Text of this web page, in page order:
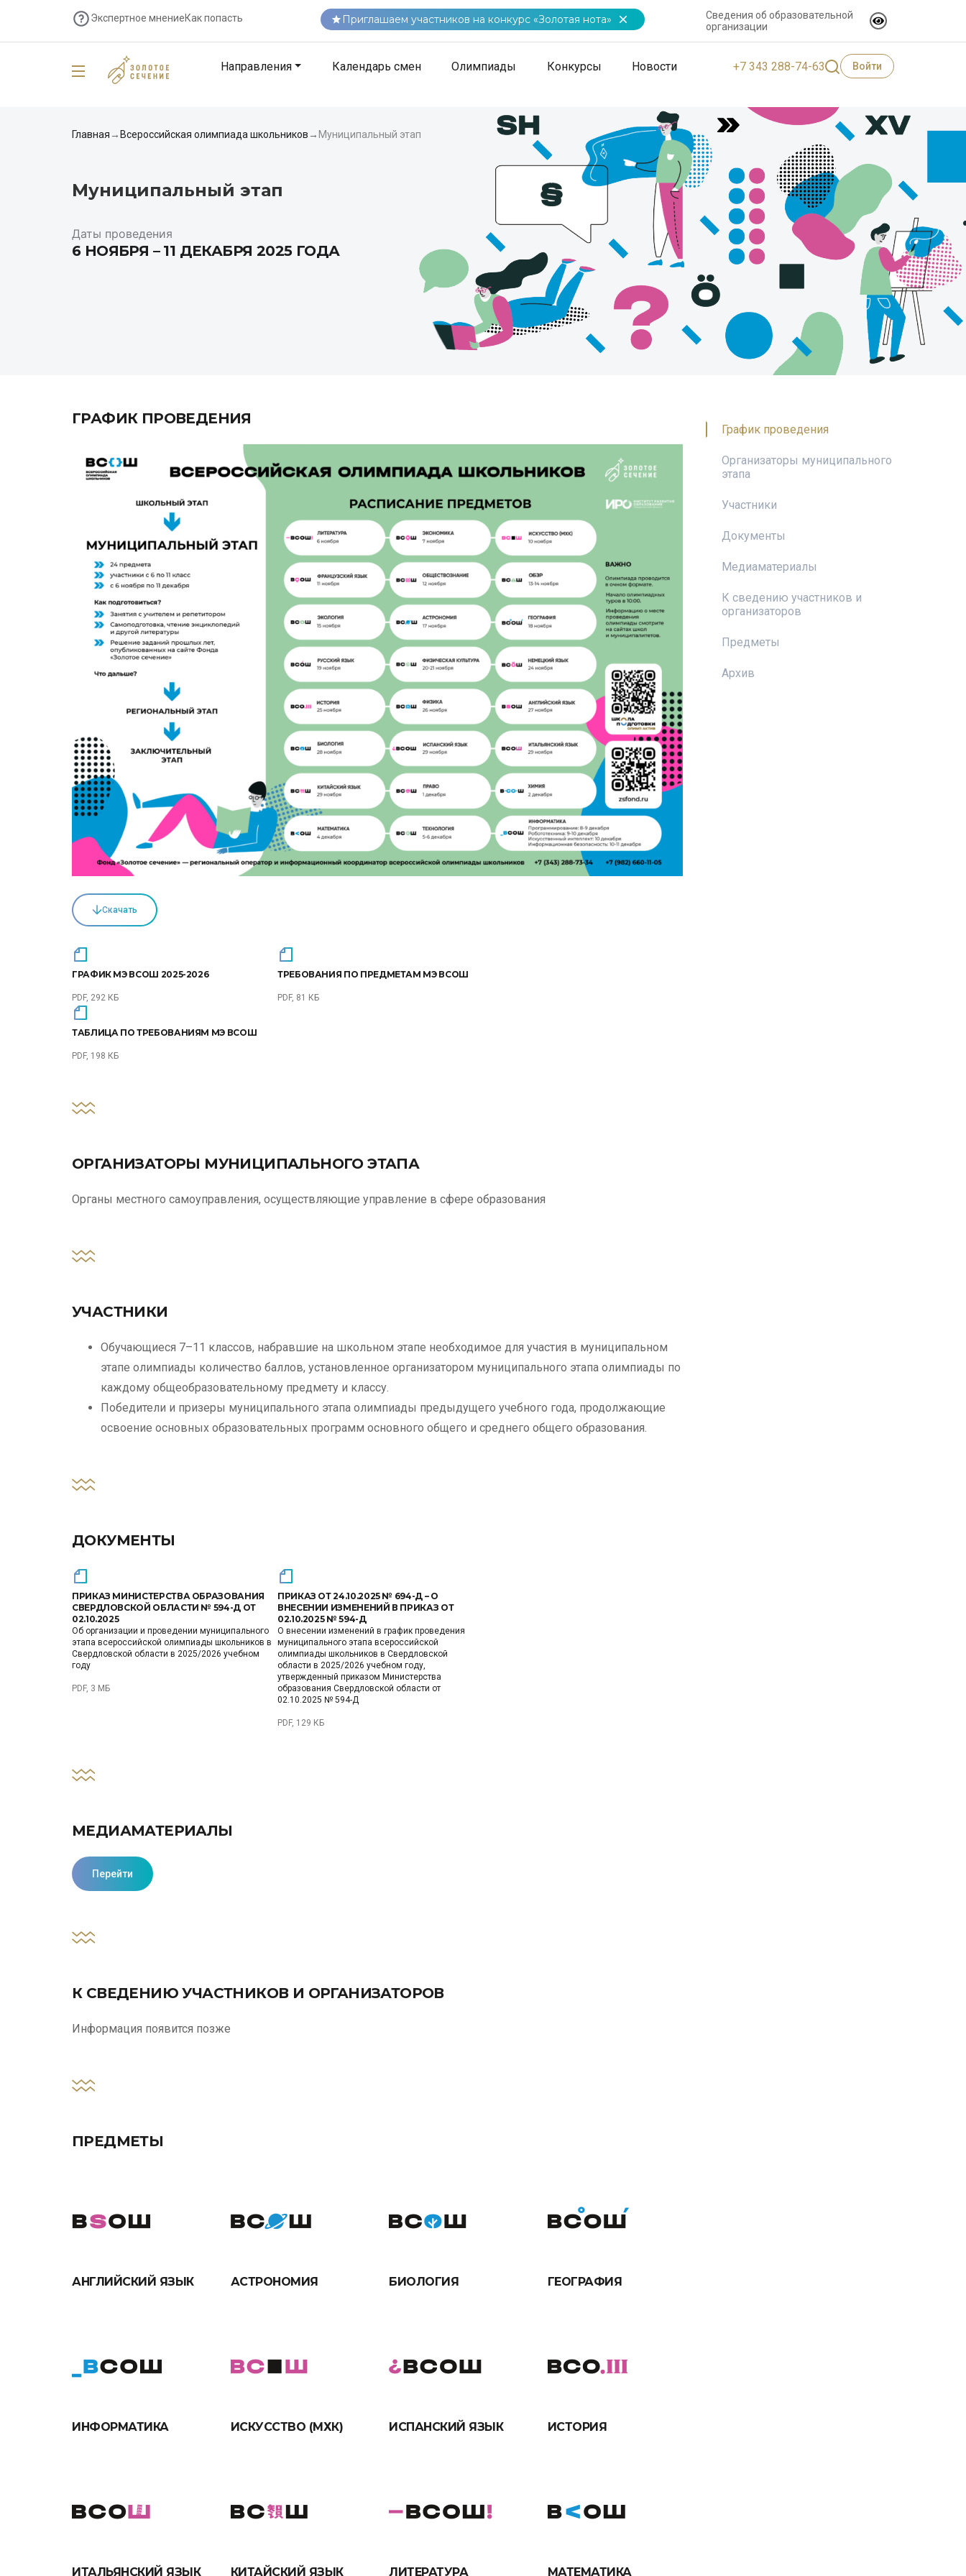
Экспертное мнениеКак попасть Приглашаем участников на конкурс «Золотая нота»
Сведения об образовательной
организации
Направления Календарь смен Олимпиады Конкурсы Новости +7 343 288-74-63 Войти
Главная → Всероссийская олимпиада школьников → Муниципальный этап
Муниципальный этап
Даты проведения
6 НОЯБРЯ – 11 ДЕКАБРЯ 2025 ГОДА
ГРАФИК ПРОВЕДЕНИЯ
Скачать
ГРАФИК МЭ ВСОШ 2025-2026
PDF, 292 КБ
ТРЕБОВАНИЯ ПО ПРЕДМЕТАМ МЭ ВСОШ
PDF, 81 КБ
ТАБЛИЦА ПО ТРЕБОВАНИЯМ МЭ ВСОШ
PDF, 198 КБ
ОРГАНИЗАТОРЫ МУНИЦИПАЛЬНОГО ЭТАПА
Органы местного самоуправления, осуществляющие управление в сфере образования
УЧАСТНИКИ
Обучающиеся 7–11 классов, набравшие на школьном этапе необходимое для участия в муниципальном
этапе олимпиады количество баллов, установленное организатором муниципального этапа олимпиады по
каждому общеобразовательному предмету и классу.
Победители и призеры муниципального этапа олимпиады предыдущего учебного года, продолжающие
освоение основных образовательных программ основного общего и среднего общего образования.
ДОКУМЕНТЫ
ПРИКАЗ МИНИСТЕРСТВА ОБРАЗОВАНИЯ
СВЕРДЛОВСКОЙ ОБЛАСТИ № 594-Д ОТ
02.10.2025
Об организации и проведении муниципального
этапа всероссийской олимпиады школьников в
Свердловской области в 2025/2026 учебном
году
PDF, 3 МБ
ПРИКАЗ ОТ 24.10.2025 № 694-Д – О
ВНЕСЕНИИ ИЗМЕНЕНИЙ В ПРИКАЗ ОТ
02.10.2025 № 594-Д
О внесении изменений в график проведения
муниципального этапа всероссийской
олимпиады школьников в Свердловской
области в 2025/2026 учебном году,
утвержденный приказом Министерства
образования Свердловской области от
02.10.2025 № 594-Д
PDF, 129 КБ
МЕДИАМАТЕРИАЛЫ
Перейти
К СВЕДЕНИЮ УЧАСТНИКОВ И ОРГАНИЗАТОРОВ
Информация появится позже
ПРЕДМЕТЫ
АНГЛИЙСКИЙ ЯЗЫК АСТРОНОМИЯ БИОЛОГИЯ ГЕОГРАФИЯ
ИНФОРМАТИКА ИСКУССТВО (МХК) ИСПАНСКИЙ ЯЗЫК ИСТОРИЯ
ИТАЛЬЯНСКИЙ ЯЗЫК КИТАЙСКИЙ ЯЗЫК ЛИТЕРАТУРА МАТЕМАТИКА
График проведения
Организаторы муниципального
этапа
Участники
Документы
Медиаматериалы
К сведению участников и
организаторов
Предметы
Архив